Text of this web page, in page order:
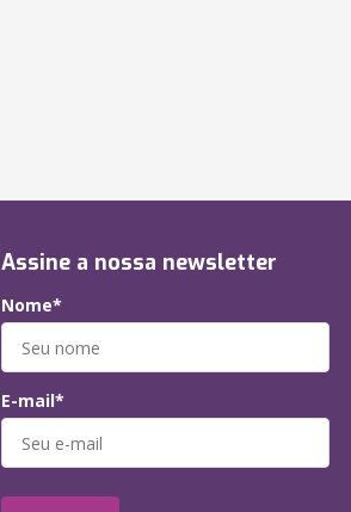
Assine a nossa newsletter
Nome*
E-mail*